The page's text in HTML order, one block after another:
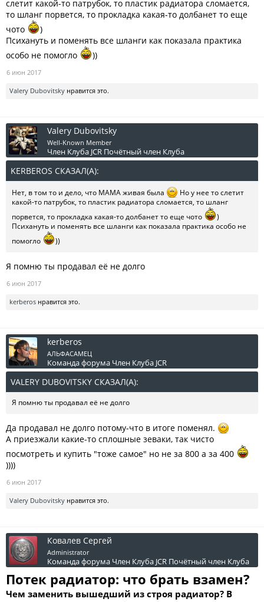
слетит какой-то патрубок, то пластик радиатора сломается,
то шланг порвется, то прокладка какая-то долбанет то еще
чото
)
Психануть и поменять все шланги как показала практика
особо не помогло
))
6 июн 2017
Valery Dubovitsky нравится это.
Valery Dubovitsky
Well-Known Member
Член Клуба JCR Почётный член Клуба
KERBEROS СКАЗАЛ(А):
Нет, в том то и дело, что МАМА живая была
Но у нее то слетит
какой-то патрубок, то пластик радиатора сломается, то шланг
порвется, то прокладка какая-то долбанет то еще чото
)
Психануть и поменять все шланги как показала практика особо не
помогло
))
Я помню ты продавал её не долго
6 июн 2017
kerberos нравится это.
kerberos
АЛЬФАСАМЕЦ
Команда форума Член Клуба JCR
VALERY DUBOVITSKY СКАЗАЛ(А):
Я помню ты продавал её не долго
Да продавал не долго потому-что в итоге поменял.
А приезжали какие-то сплошные зеваки, так чисто
посмотреть и купить "тоже самое" но не за 800 а за 400
))))
6 июн 2017
Valery Dubovitsky нравится это.
Ковалев Сергей
Administrator
Команда форума Член Клуба JCR Почётный член Клуба
Потек радиатор: что брать взамен?
Чем заменить вышедший из строя радиатор? В